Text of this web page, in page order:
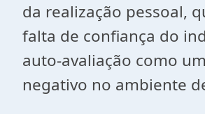
da realização pessoal,
falta de confiança do
auto-avaliação como
negativo no ambiente